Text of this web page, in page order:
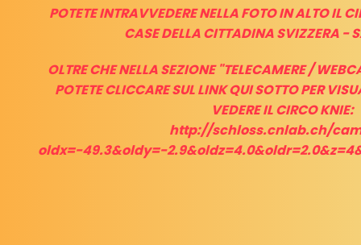
POTETE INTRAVVEDERE NELLA FOTO IN ALTO IL
CASE DELLA CITTADINA SVIZZERA -
OLTRE CHE NELLA SEZIONE "TELECAMERE /
POTETE CLICCARE SUL LINK QUI SOTTO PER
VEDERE IL CIRCO KNIE:
http://schloss.cnlab.ch/
oldx=-49.3&oldy=-